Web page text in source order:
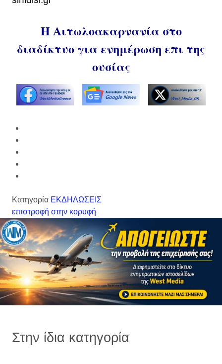
Η Αιτωλοακαρνανία στο
διαδίκτυο για ενημέρωση επι της
ουσίας
Κατηγορία ΕΚΔΗΛΩΣΕΙΣ
επιστροφή στην κορυφή
Στην ίδια κατηγορία